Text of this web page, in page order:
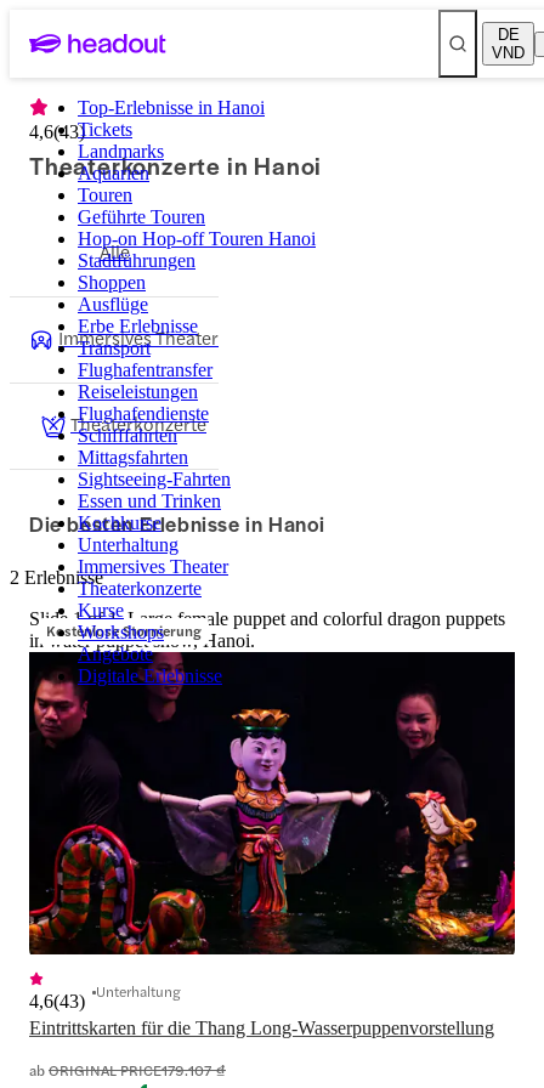
DE
VND
Top-Erlebnisse in Hanoi
Tickets
Landmarks
Aquarien
Touren
Geführte Touren
Hop-on Hop-off Touren Hanoi
Stadtführungen
Shoppen
Ausflüge
Erbe Erlebnisse
Transport
Flughafentransfer
Reiseleistungen
Flughafendienste
Schifffahrten
Mittagsfahrten
Sightseeing-Fahrten
Essen und Trinken
Kochkurse
Unterhaltung
Immersives Theater
Theaterkonzerte
Kurse
Workshops
Angebote
Digitale Erlebnisse
4,6(43)
Theaterkonzerte in Hanoi
Alle
Immersives Theater
Theaterkonzerte
Die besten Erlebnisse in Hanoi
2 Erlebnisse
Kostenlose Stornierung
Slide 1 of 1, Large female puppet and colorful dragon puppets
in water puppet show, Hanoi.
Eintrittskarten für die Thang Long-Wasserpuppenvorstellung
4,6(43) Unterhaltung
abORIGINAL PRICE179.107 ₫